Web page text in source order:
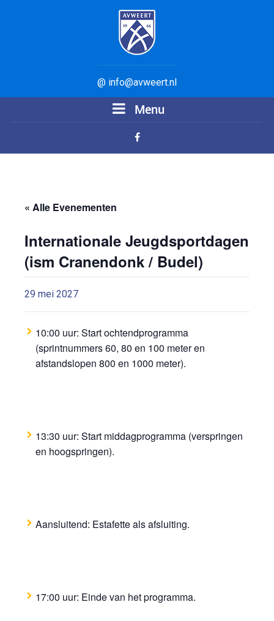
@ info@avweert.nl
Menu
« Alle Evenementen
Internationale Jeugdsportdagen
(ism Cranendonk / Budel)
29 mei 2027
10:00 uur: Start ochtendprogramma
(sprintnummers 60, 80 en 100 meter en
afstandslopen 800 en 1000 meter).
13:30 uur: Start middagprogramma (verspringen
en hoogspringen).
Aansluitend: Estafette als afsluiting.
17:00 uur: Einde van het programma.